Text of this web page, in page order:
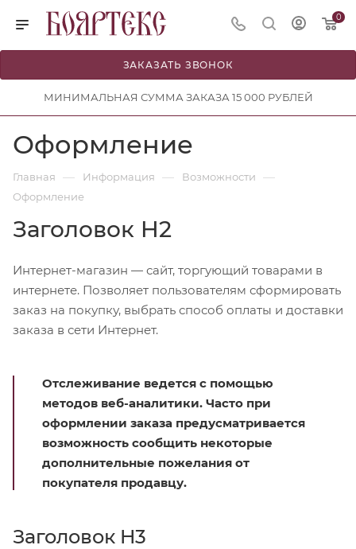
0
ЗАКАЗАТЬ ЗВОНОК
МИНИМАЛЬНАЯ СУММА ЗАКАЗА 15 000 РУБЛЕЙ
Оформление
Главная — Информация — Возможности —
Оформление
Заголовок H2
Интернет-магазин — сайт, торгующий товарами в
интернете. Позволяет пользователям сформировать
заказ на покупку, выбрать способ оплаты и доставки
заказа в сети Интернет.
Отслеживание ведется с помощью
методов веб-аналитики. Часто при
оформлении заказа предусматривается
возможность сообщить некоторые
дополнительные пожелания от
покупателя продавцу.
Заголовок H3